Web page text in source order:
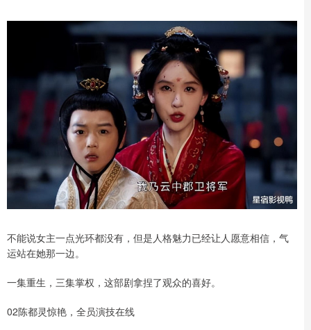
不能说女主一点光环都没有，但是人格魅力已经让人愿意相信，气
运站在她那一边。
一集重生，三集掌权，这部剧拿捏了观众的喜好。
02陈都灵惊艳，全员演技在线